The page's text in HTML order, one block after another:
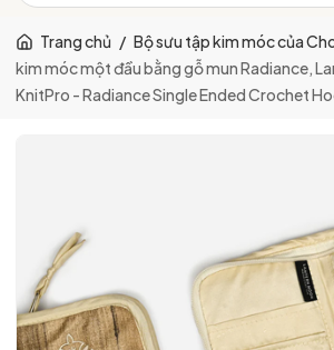
Trang chủ / Bộ sưu tập kim móc của
kim móc một đầu bằng gỗ mun Radiance,
KnitPro - Radiance Single Ended Crochet